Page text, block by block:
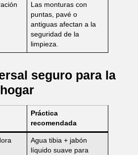
Las monturas con
puntas, pavé o
antiguas afectan a la
seguridad de la
limpieza.
seguro para la
Práctica
recomendada
Agua tibia + jabón
líquido suave para